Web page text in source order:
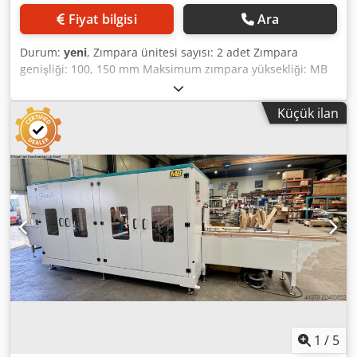
tabanlı otomatik iş parçası tanıma - 2,0 m giriş masası -
Tahrikli vakumlu taşıma sistemi - Sağ tarafta yan işleme
adet çift mil ünitesi - Alttan işleme için 1 adet çift mil
ünitesi - Üstten işleme için 1 adet döner çift mil ünitesi -
2,0 m çıkış masası - İlk zımpara malzemesi seti - Roba
Fentech HMI 9´´, 400x400 muhafaza, 9´´ Siemens HMI -
Siemens kontrol sistemi - Elektrik bileşenleri: Klöckner
Möller - Dişli motor: Getriebebau Nord - Frekans invertörü:
Schneider Electric - CE işareti Csdpfx Agezqvn Asmorf -----
Fabrika çıkış fiyatı talep üzerine verilir! Nakliye ve devreye
alma ücreti ayrıca DİKKAT: YENİLİK Fentech Standardı
isteğe bağlı olarak dairesel zımparaya yükseltilebilir: Döner
zımparalar, daha önce bilinen makine yapısının önüne
yerleştirilmiş daha uzun bir gövdeye monte edilecektir.
Böylece, iz bırakmayan ancak etkili olan döner
zımparaların zımparalaması, fırça zımparalaması ile
birleştirilebilir. Bu sayede pencere profillerinin görünen
fırça zımparalaması sayesinde, tamamen ahşap liflerinden
arındırılır. (teknik bilgiler üreticiye aittir - garanti edilmez!)
Fiyat bilgisi Ara
Durum: yeni, Zımpara ünitesi sayısı: 2 adet Zımpara
genişliği: 100, 150 mm Maksimum zımpara yüksekliği: MB
Roba Twin Flat ----- Masa tipi fırça bantlı zımpara ünitesi,
ahşap ince zımparalama ve ara kat boya zımparalaması
için. Makine, iki fırça bantlı zımpara ünitesi kullanır; sağ ve
sol ünitenin zımpara mekanizması, her biri dışa doğru
olacak şekilde konumlandırılmıştır. Bu, özellikle ara kat
boya zımparalamasında, kenarların aşırı zımparalanmasını
önler. İki ünitenin ortasında, uzun iş parçalarının
kullanımını kolaylaştıran iki destek silindiri bulunur.
Makine aşağıdaki parçalardan oluşur: 1 adet çelik kaynaklı
temel şasi Credpfxszqvnve Agmef 1 adet çalışma masası -
Ölçüler: 3100 mm x 600 x 850 mm 2 adet fırça bantlı
zımpara ünitesi Her biri 122 adet zımpara segmentinden
oluşan iki zımpara alanı, bir bağlantı sistemi aracılığıyla
kolayca değiştirilebilir. Olası zımpara yüzey yüksekliği: 30 /
malzemesiyle birlikte teslim edilir) Redüktörlü motorla
tahrik: 2 x 1,1 KW Zımpara alanı 1'in çalışma genişliği: 100
Küçük ilan
1 / 5